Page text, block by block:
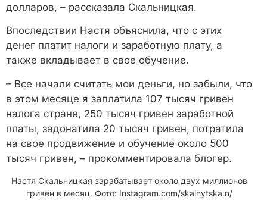
долларов, – рассказала Скальницкая.
Впоследствии Настя объяснила, что с этих
денег платит налоги и заработную плату, а
также вкладывает в свое обучение.
– Все начали считать мои деньги, но забыли, что
в этом месяце я заплатила 107 тысяч гривен
налога стране, 250 тысяч гривен заработной
платы, задонатила 20 тысяч гривен, потратила
на свое продвижение и обучение около 500
тысяч гривен, – прокомментировала блогер.
Настя Скальницкая зарабатывает около двух миллионов
гривен в месяц. Фото: Instagram.com/skalnytska.n/